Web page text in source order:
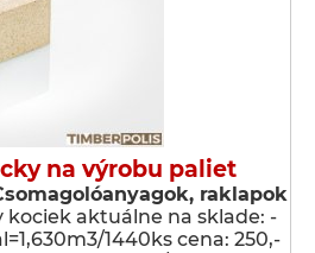
na výrobu paliet
raklapok
aktuálne na sklade: -
1440ks cena: 250,-